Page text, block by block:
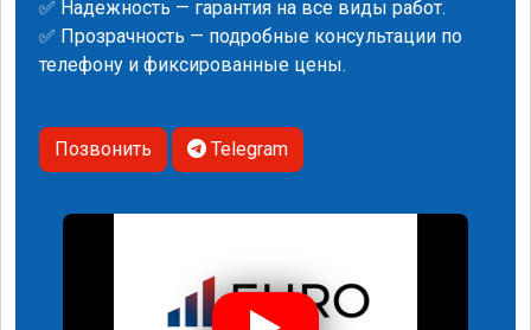
✅ Надежность — гарантия на все виды работ.
✅ Прозрачность — подробные консультации по
телефону и фиксированные цены.
Позвонить Telegram